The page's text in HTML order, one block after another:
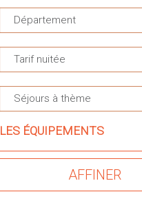
Département
Tarif nuitée
Séjours à thème
LES ÉQUIPEMENTS